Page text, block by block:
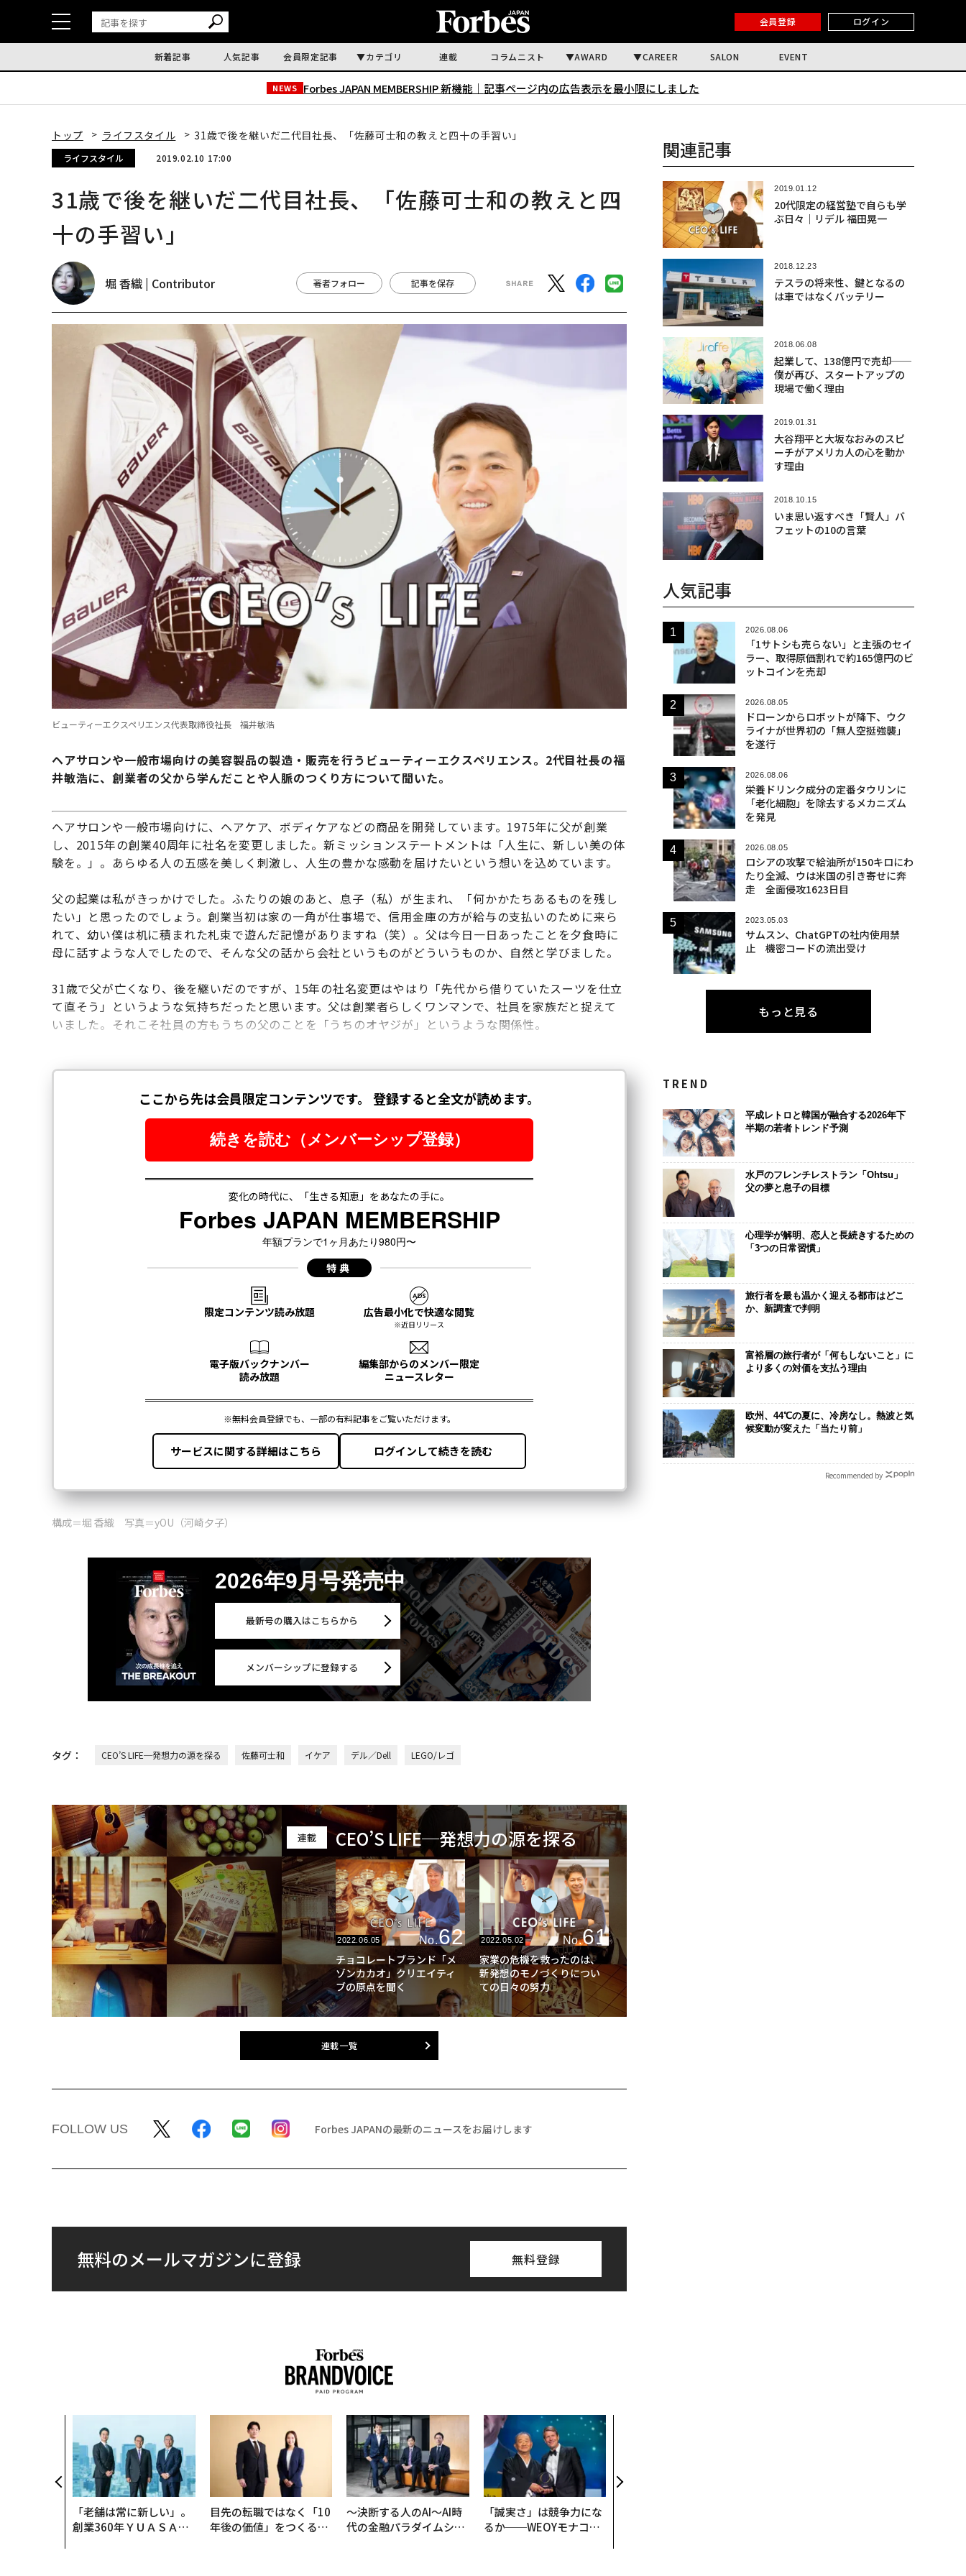
会員登録 ログイン
新着記事 人気記事 会員限定記事 カテゴリ 連載 コラムニスト AWARD CAREER SALON EVENT
NEWS Forbes JAPAN MEMBERSHIP 新機能｜ 記事ページ内の広告表示を最小限にしました
トップ ライフスタイル 31歳で後を継いだ二代目社長、「佐藤可士和の教えと四十の手習い」
ライフスタイル 2019.02.10 17:00
31歳で後を継いだ二代目社長、「佐藤可士和の教えと四
十の手習い」
堀 香織 | Contributor 著者フォロー 記事を保存
ビューティーエクスペリエンス代表取締役社長 福井敏浩
ヘアサロンや一般市場向けの美容製品の製造・販売を行うビューティーエクスペリエンス。2代目社長の福
井敏浩に、創業者の父から学んだことや人脈のつくり方について聞いた。
ヘアサロンや一般市場向けに、ヘアケア、ボディケアなどの商品を開発しています。1975年に父が創業
し、2015年の創業40周年に社名を変更しました。新ミッションステートメントは「人生に、新しい美の体
験を。」。あらゆる人の五感を美しく刺激し、人生の豊かな感動を届けたいという想いを込めています。
父の起業は私がきっかけでした。ふたりの娘のあと、息子（私）が生まれ、「何かかたちあるものを残し
たい」と思ったのでしょう。創業当初は家の一角が仕事場で、信用金庫の方が給与の支払いのために来ら
れて、幼い僕は机に積まれた札束で遊んだ記憶がありますね（笑）。父は今日一日あったことを夕食時に
母に話すような人でしたので、そんな父の話から会社というものがどういうものか、自然と学びました。
31歳で父が亡くなり、後を継いだのですが、15年の社名変更はやはり「先代から借りていたスーツを仕立
て直そう」というような気持ちだったと思います。父は創業者らしくワンマンで、社員を家族だと捉えて
いました。それこそ社員の方もうちの父のことを「うちのオヤジが」というような関係性。
構成＝堀 香織 写真＝yOU（河崎夕子）
2026年9月号発売中
最新号の購入はこちらから
メンバーシップに登録する
タグ： CEO’S LIFE─発想力の源を探る 佐藤可士和 イケア デル／Dell LEGO/レゴ
連載 CEO’S LIFE─発想力の源を探る
2022.06.05 No.62
チョコレートブランド「メ
ゾンカカオ」クリエイティ
ブの原点を聞く
2022.05.02 No.61
家業の危機を救ったのは、
新発想のモノづくりについ
ての日々の努力
連載一覧
FOLLOW US Forbes JAPANの最新のニュースをお届けします
無料のメールマガジンに登録 無料登録
「老舗は常に新しい」。
創業360年ＹＵＡＳＡと
目先の転職ではなく「10
年後の価値」をつくる─
〜決断する人のAI〜AI時
代の金融パラダイムシフ
「誠実さ」は競争力にな
るか──WEOYモナコで
関連記事
2019.01.12
20代限定の経営塾で自らも学
ぶ日々｜リデル 福田晃一
2018.12.23
テスラの将来性、鍵となるの
は車ではなくバッテリー
2018.06.08
起業して、138億円で売却──
僕が再び、スタートアップの
現場で働く理由
2019.01.31
大谷翔平と大坂なおみのスピ
ーチがアメリカ人の心を動か
す理由
2018.10.15
いま思い返すべき「賢人」バ
フェットの10の言葉
人気記事
2026.08.06
「1サトシも売らない」と主張のセイ
ラー、取得原価割れで約165億円のビ
ットコインを売却
2026.08.05
ドローンからロボットが降下、ウク
ライナが世界初の「無人空挺強襲」
を遂行
2026.08.06
栄養ドリンク成分の定番タウリンに
「老化細胞」を除去するメカニズム
を発見
2026.08.05
ロシアの攻撃で給油所が150キロにわ
たり全滅、ウは米国の引き寄せに奔
走 全面侵攻1623日目
2023.05.03
サムスン、ChatGPTの社内使用禁
止 機密コードの流出受け
もっと見る
TREND
平成レトロと韓国が融合する2026年下
半期の若者トレンド予測
水戸のフレンチレストラン「Ohtsu」
父の夢と息子の目標
心理学が解明、恋人と長続きするための
「3つの日常習慣」
旅行者を最も温かく迎える都市はどこ
か、新調査で判明
富裕層の旅行者が「何もしないこと」に
より多くの対価を支払う理由
欧州、44℃の夏に、冷房なし。熱波と気
候変動が変えた「当たり前」
Recommended by